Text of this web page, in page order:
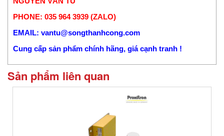
PHONE: 035 964 3939 (ZALO)
EMAIL: vantu@songthanhcong.com
Cung cấp sản phẩm chính hãng, giá cạnh tranh !
Sản phẩm liên quan